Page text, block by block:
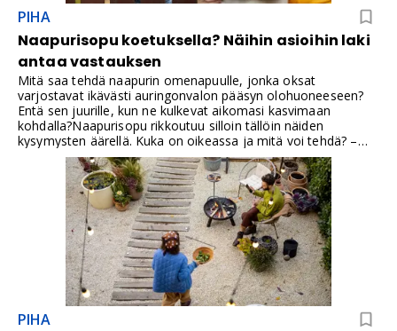
PIHA
Naapurisopu koetuksella? Näihin asioihin laki
antaa vastauksen
Mitä saa tehdä naapurin omenapuulle, jonka oksat
varjostavat ikävästi auringonvalon pääsyn olohuoneeseen?
Entä sen juurille, kun ne kulkevat aikomasi kasvimaan
kohdalla?Naapurisopu rikkoutuu silloin tällöin näiden
kysymysten äärellä. Kuka on oikeassa ja mitä voi tehdä? –
Toisaalta on niin, että vaikka noudattaa lakia ja on sinänsä
oikeassa, naapurisopu voi rikkoontua siitä huolimatta. Usein
onkin paras vaihtoehto luopua joistakin oikeuksista kuin
saada naapurista vihamies!Vuonna 1920 on annettu laki
eräistä naapuruussuhteista. Laki on iästään huolimatta
relevantti moniin tämänkin päivän ongelmiin. –Toki monesta
muustakin laista löytyy säännöksiä, jotka voivat säätää
PIHA